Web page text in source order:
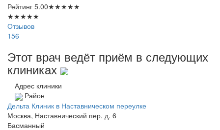
Рейтинг 5.00★★★★★
★★★★★
Отзывов
156
Этот врач ведёт приём в следующих
клиниках
Адрес клиники
Район
Дельта Клиник в Наставническом переулке
Москва, Наставнический пер. д. 6
Басманный